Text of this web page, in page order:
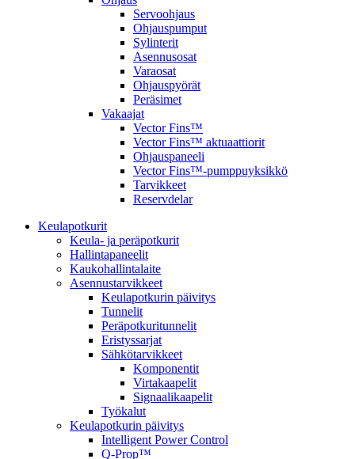
Servoohjaus
Ohjauspumput
Sylinterit
Asennusosat
Varaosat
Ohjauspyörät
Peräsimet
Vakaajat
Vector Fins™
Vector Fins™ aktuaattiorit
Ohjauspaneeli
Vector Fins™-pumppuyksikkö
Tarvikkeet
Reservdelar
Keulapotkurit
Keula- ja peräpotkurit
Hallintapaneelit
Kaukohallintalaite
Asennustarvikkeet
Keulapotkurin päivitys
Tunnelit
Peräpotkuritunnelit
Eristyssarjat
Sähkötarvikkeet
Komponentit
Virtakaapelit
Signaalikaapelit
Työkalut
Keulapotkurin päivitys
Intelligent Power Control
Q-Prop™